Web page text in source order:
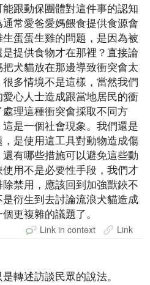
跟動保團體對這件事的認知
常愛爸愛媽餵食提供食源會
蛋蛋生雞的問題，是因為被
提供食物才在那裡？直接論
犬貓放在那邊導致衝突會太
多情境不是這樣，當然我們
心人士造成跟當地居民的衝
理這種衝突會採取不同方
是一個社會現象。我們還是
是使用這工具對動物造成傷
有哪些措施可以避免這些動
用不是必要性手段，我們才
禁用，應該回到加強獸鋏不
衍生到去討論流浪犬貓造成
更複雜的議題了。
Link in context Link
轉述訪談民眾的說法。